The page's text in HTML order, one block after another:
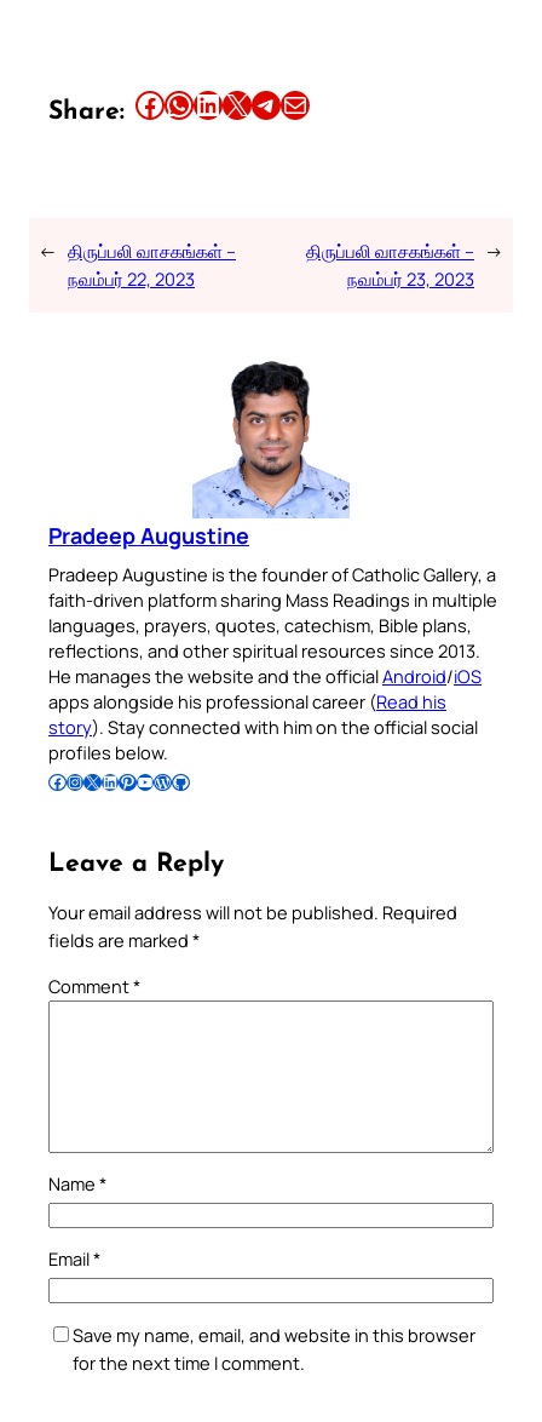
Share: Share this article on Facebook Share this article on WhatsApp Share this article on LinkedIn Share this article on X Share this article on TelegramEmail this Article
← திருப்பலி வாசகங்கள் –
நவம்பர் 22, 2023
திருப்பலி வாசகங்கள் –
நவம்பர் 23, 2023
→
Pradeep Augustine
Pradeep Augustine is the founder of Catholic Gallery, a
faith-driven platform sharing Mass Readings in multiple
languages, prayers, quotes, catechism, Bible plans,
reflections, and other spiritual resources since 2013.
He manages the website and the officialAndroid/iOS
apps alongside his professional career (Read his
story). Stay connected with him on the official social
profiles below.
Follow Pradeep on Facebook Follow Pradeep on InstagramFollow Pradeep on X Follow Pradeep on LinkedIn Follow Pradeep on Pinterest Subscribe to Pradeep’s Youtube Channel Follow Pradeep on WordPress Follow Pradeep on GitHub
Leave a Reply
Your email address will not be published. Required
fields are marked *
Comment*
Name *
Email*
Save my name, email, and website in this browser
for the next time I comment.